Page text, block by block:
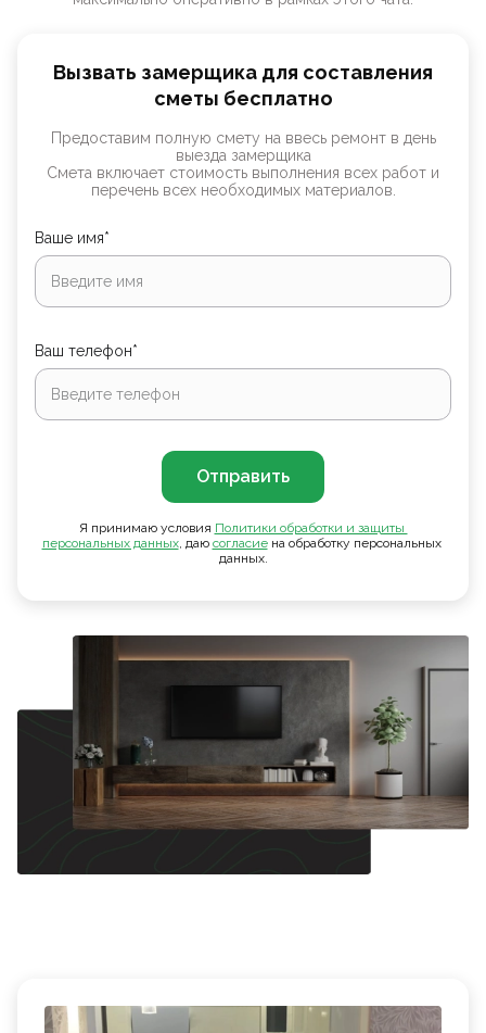
Вызвать замерщика для составления
сметы бесплатно
Предоставим полную смету на ввесь ремонт в день
выезда замерщика
Смета включает стоимость выполнения всех работ и
перечень всех необходимых материалов.
Ваше имя*
Ваш телефон*
Отправить
Я принимаю условия Политики обработки и защиты
персональных данных, даю согласие на обработку персональных
данных.